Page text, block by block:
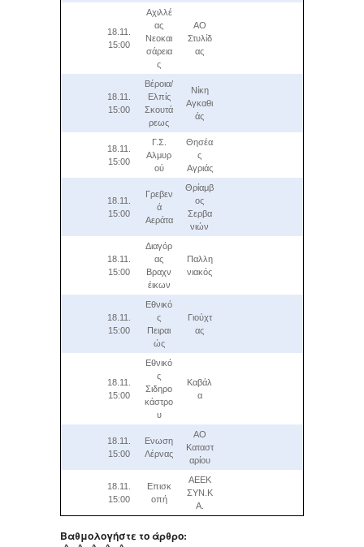
18.11.
15:00
Αχιλλέ
ας
Νεοκαι
σάρεια
ς
ΑΟ
Στυλίδ
ας
18.11.
15:00
Βέροια/
Ελπίς
Σκουτά
ρεως
Νίκη
Αγκαθι
άς
18.11.
15:00
Γ.Σ.
Αλμυρ
ού
Θησέα
ς
Αγριάς
18.11.
15:00
Γρεβεν
ά
Αεράτα
Θρίαμβ
ος
Σερβα
νιών
18.11.
15:00
Διαγόρ
ας
Βραχν
έικων
Παλλη
νιακός
18.11.
15:00
Εθνικό
ς
Πειραι
ώς
Γιούχτ
ας
18.11.
15:00
Εθνικό
ς
Σιδηρο
κάστρο
υ
Καβάλ
α
18.11.
15:00
Ενωση
Λέρνας
ΑΟ
Καταστ
αρίου
18.11.
15:00
Επισκ
οπή
AEEK
ΣΥΝ.K
A.
Βαθμολογήστε το άρθρο: